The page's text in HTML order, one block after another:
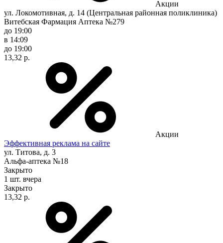
Акции
ул. Локомотивная, д. 14 (Центральная районная поликлиника)
Витебская Фармация Аптека №279
до 19:00
в 14:09
до 19:00
13,32 р.
Акции
Эффективная реклама на сайте
ул. Титова, д. 3
Альфа-аптека №18
Закрыто
1 шт. вчера
Закрыто
13,32 р.